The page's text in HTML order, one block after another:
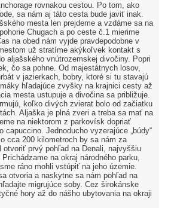
rovnakou cestou. Po tom, ako
sa nám aj táto cesta bude javiť inak.
mesta len prejdeme a vzdáme sa na
Chugach a po ceste č.1 mierime
na obed nám vyjde pravdepodobne v
už stratíme akýkoľvek kontakt s
aljašského vnútrozemskej divočiny. Popri
čo sa pohne. Od majestátnych losov,
v jazierkach, bobry, ktoré si tu stavajú
hľadajúce zvyšky na krajnici cesty až
mesta ustupuje a divočina sa približuje.
koľko divých zvierat bolo od začiatku
Aljaška je plná zveri a treba sa mať na
na niektorom z parkovísk dopriať
capuccino. Jednoducho vyzerajúce „búdy“
cca 200 kilometroch by sa nám za
otvoriť prvý pohľad na Denali, najvyššiu
na okraj národného parku,
ráno mohli vstúpiť na jeho územie.
otvoria a naskytne sa nám pohľad na
migrujúce soby. Cez širokánske
hory až do nášho ubytovania na okraji